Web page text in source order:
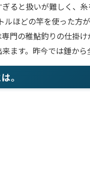
ると扱いが難しく、
ルほどの竿を使った方
門の稚鮎釣りの仕掛
ます。昨今では錘か
。